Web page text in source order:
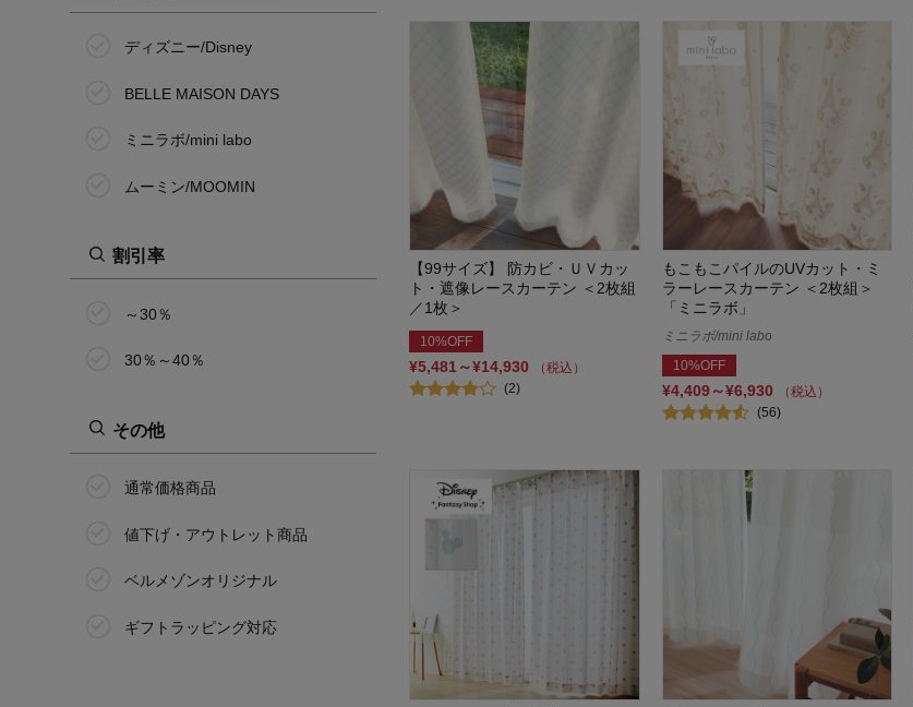
ディズニー/Disney
BELLE MAISON DAYS
ミニラボ/mini labo
ムーミン/MOOMIN
割引率
～30％
30％～40％
その他
通常価格商品
値下げ・アウトレット商品
ベルメゾンオリジナル
ギフトラッピング対応
【99サイズ】 防カビ・ＵＶカッ
ト・遮像レースカーテン ＜2枚組
／1枚＞
10%OFF
¥5,481～¥14,930
（税込）
(2)
もこもこパイルのUVカット・ミ
ラーレースカーテン ＜2枚組＞
「ミニラボ」
ミニラボ/mini labo
10%OFF
¥4,409～¥6,930
（税込）
(56)